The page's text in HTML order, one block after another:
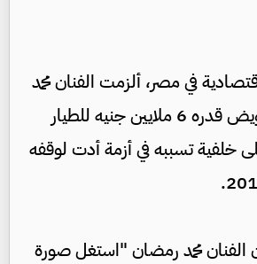
في مصر، ألزمت الفنان محمد
رمضان، بدفع تعويض قدره 6 ملايين جنيه للطيار
خلفية تسببه في أزمة أدت لوقفه
محمد رمضان "استغل صورة